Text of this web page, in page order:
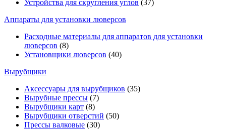
Устройства для скругления углов (37)
Аппараты для установки люверсов
Расходные материалы для аппаратов для установки
люверсов (8)
Установщики люверсов (40)
Вырубщики
Аксессуары для вырубщиков (35)
Вырубные прессы (7)
Вырубщики карт (8)
Вырубщики отверстий (50)
Прессы валковые (30)